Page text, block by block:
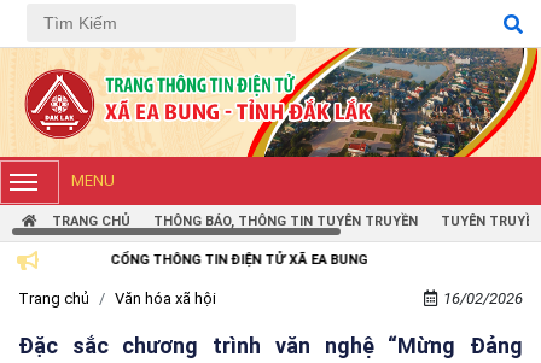
MENU
TRANG CHỦ THÔNG BÁO, THÔNG TIN TUYÊN TRUYỀN TUYÊN
CỔNG THÔNG TIN ĐIỆN TỬ XÃ EA BUNG
Trang chủ Văn hóa xã hội 16/02/2026
Đặc sắc chương trình văn nghệ “Mừng Đảng